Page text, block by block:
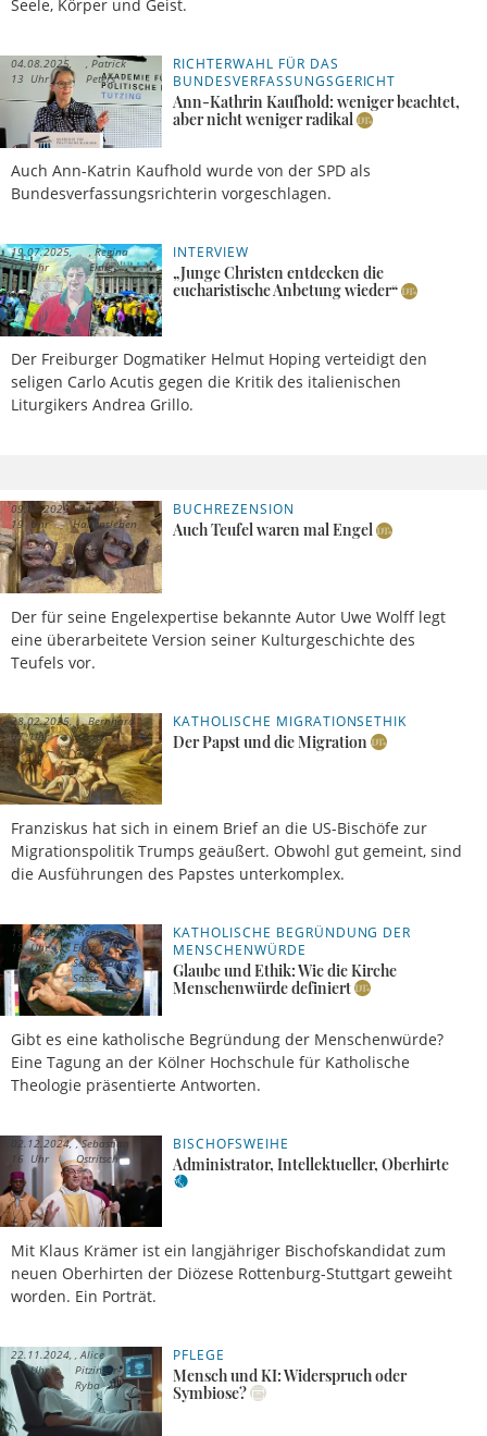
Seele, Körper und Geist.
RICHTERWAHL FÜR DAS
BUNDESVERFASSUNGSGERICHT
Ann-Kathrin Kaufhold: weniger beachtet,
aber nicht weniger radikal
Auch Ann-Katrin Kaufhold wurde von der SPD als
Bundesverfassungsrichterin vorgeschlagen.
04.08.2025,
13 Uhr
Patrick
Peters
INTERVIEW
„Junge Christen entdecken die
eucharistische Anbetung wieder“
Der Freiburger Dogmatiker Helmut Hoping verteidigt den
seligen Carlo Acutis gegen die Kritik des italienischen
Liturgikers Andrea Grillo.
19.07.2025,
07 Uhr
Regina
Einig
BUCHREZENSION
Auch Teufel waren mal Engel
Der für seine Engelexpertise bekannte Autor Uwe Wolff legt
eine überarbeitete Version seiner Kulturgeschichte des
Teufels vor.
09.06.2025,
19 Uhr
Barbara
Hallensleben
KATHOLISCHE MIGRATIONSETHIK
Der Papst und die Migration
Franziskus hat sich in einem Brief an die US-Bischöfe zur
Migrationspolitik Trumps geäußert. Obwohl gut gemeint, sind
die Ausführungen des Papstes unterkomplex.
28.02.2025,
07 Uhr
Bernhard
Koch
KATHOLISCHE BEGRÜNDUNG DER
MENSCHENWÜRDE
Glaube und Ethik: Wie die Kirche
Menschenwürde definiert
Gibt es eine katholische Begründung der Menschenwürde?
Eine Tagung an der Kölner Hochschule für Katholische
Theologie präsentierte Antworten.
19.02.2025,
19 Uhr
Regina
Einig
Sebastian
Sasse
BISCHOFSWEIHE
Administrator, Intellektueller, Oberhirte
Mit Klaus Krämer ist ein langjähriger Bischofskandidat zum
neuen Oberhirten der Diözese Rottenburg-Stuttgart geweiht
worden. Ein Porträt.
02.12.2024,
16 Uhr
Sebastian
Ostritsch
PFLEGE
Mensch und KI: Widerspruch oder
Symbiose?
22.11.2024,
21 Uhr
Alice
Pitzinger-
Ryba